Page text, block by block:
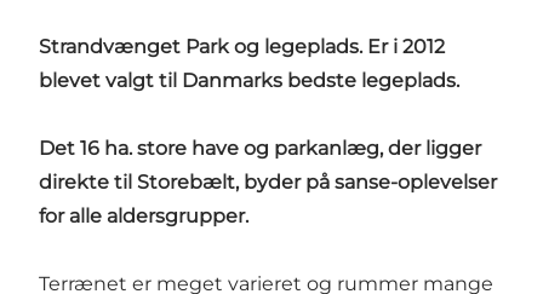
Strandvænget Park og legeplads. Er i 2012
blevet valgt til Danmarks bedste legeplads.
Det 16 ha. store have og parkanlæg, der ligger
direkte til Storebælt, byder på sanse-oplevelser
for alle aldersgrupper.
Terrænet er meget varieret og rummer mange